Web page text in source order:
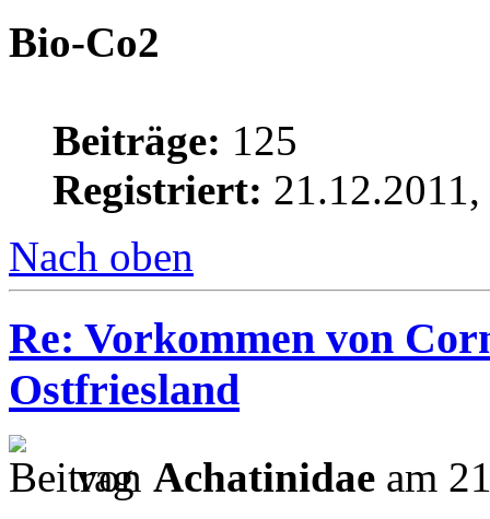
Bio-Co2
Beiträge: 125
Registriert:
Nach oben
Re: Vorkommen von
Ostfriesland
von Achatinidae am